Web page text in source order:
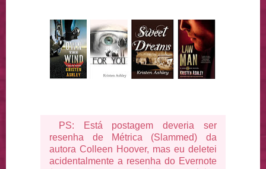
PS: Está postagem deveria ser
resenha de Métrica (Slammed) da
autora Colleen Hoover, mas eu deletei
acidentalmente a resenha do Evernote